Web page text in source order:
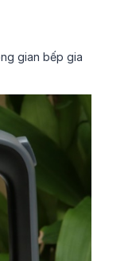
gian bếp gia